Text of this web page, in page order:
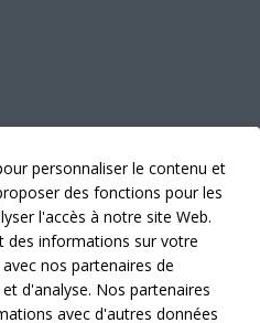
personnaliser le contenu et
des fonctions pour les
l'accès à notre site Web.
des informations sur votre
nos partenaires de
d'analyse. Nos partenaires
avec d'autres données